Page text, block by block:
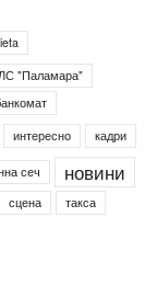
"Паламара"
интересно кадри
сеч новини
сцена такса